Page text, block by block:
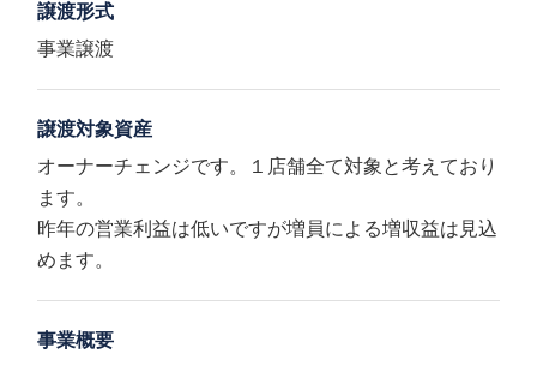
譲渡形式
事業譲渡
譲渡対象資産
オーナーチェンジです。１店舗全て対象と考えており
ます。
昨年の営業利益は低いですが増員による増収益は見込
めます。
事業概要